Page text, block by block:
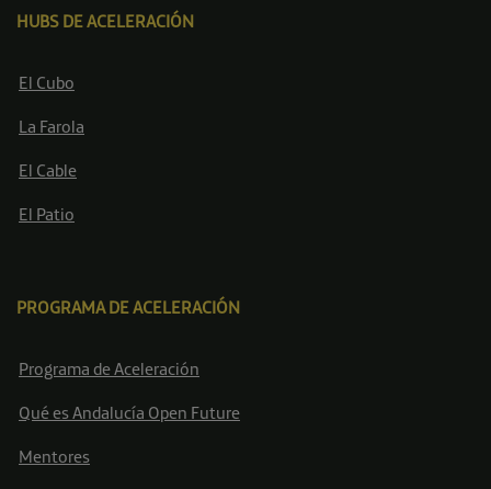
HUBS DE ACELERACIÓN
El Cubo
La Farola
El Cable
El Patio
PROGRAMA DE ACELERACIÓN
Programa de Aceleración
Qué es Andalucía Open Future
Mentores